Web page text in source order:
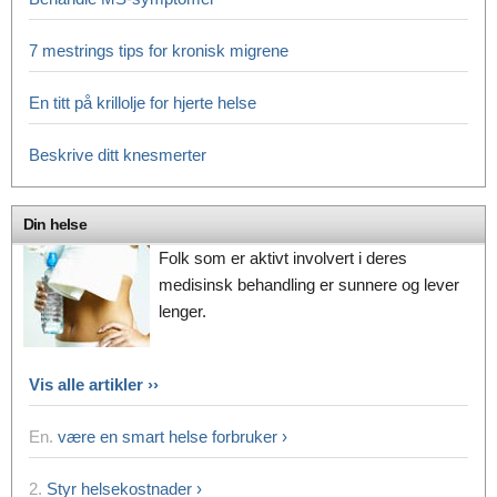
7 mestrings tips for kronisk migrene
En titt på krillolje for hjerte helse
Beskrive ditt knesmerter
Din helse
Folk som er aktivt involvert i deres
medisinsk behandling er sunnere og lever
lenger.
Vis alle artikler ››
En. være en smart helse forbruker ›
2. Styr helsekostnader ›